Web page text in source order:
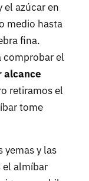
el azúcar en
medio hasta
fina.
comprobar el
alcance
retiramos el
tome
yemas y las
el almíbar